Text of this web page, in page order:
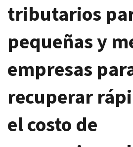
tributarios
pequeñas y
empresas
recuperar
el costo de